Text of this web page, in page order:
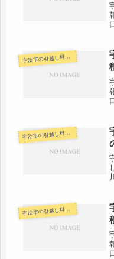
宇治市の引越し料金・代金相場・見積り情報
宇治市の引越し料金・代金相場・見積り情報
宇治市の引越し料金・代金相場・見積り情報